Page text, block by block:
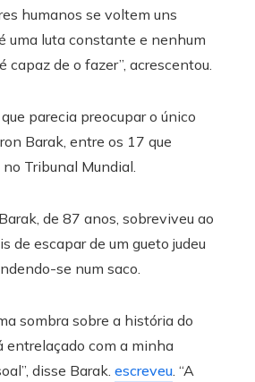
humanos se voltem uns
uma luta constante e nenhum
capaz de o fazer”, acrescentou.
parecia preocupar o único
Barak, entre os 17 que
Tribunal Mundial.
de 87 anos, sobreviveu ao
de escapar de um gueto judeu
se num saco.
sombra sobre a história do
entrelaçado com a minha
disse Barak. escreveu . “A